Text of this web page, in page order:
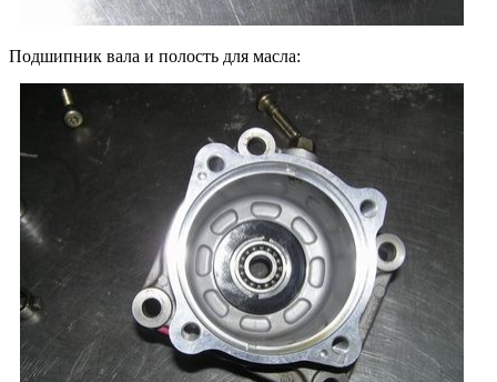
Подшипник вала и полость для масла: